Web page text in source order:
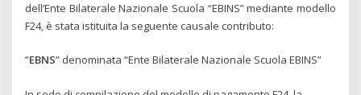
dell’Ente Bilaterale Nazionale Scuola “EBINS” mediante modello
F24, è stata istituita la seguente causale contributo:
“EBNS” denominata “Ente Bilaterale Nazionale Scuola EBINS”